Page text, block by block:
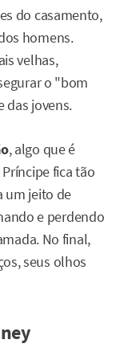
do casamento,
homens.
velhas,
o "bom
das jovens.
, algo que é
fica tão
um jeito de
e perdendo
No final,
seus olhos